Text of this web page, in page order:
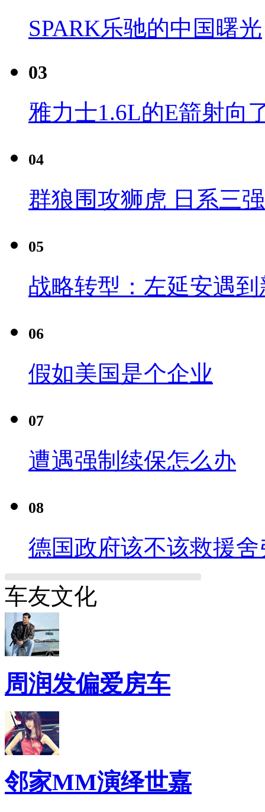
SPARK乐驰的中国曙光
03
雅力士1.6L的E箭射向
04
群狼围攻狮虎 日系三
05
战略转型：左延安遇
06
假如美国是个企业
07
遭遇强制续保怎么办
08
德国政府该不该救援舍
车友文化
周润发偏爱房车
邻家MM演绎世嘉